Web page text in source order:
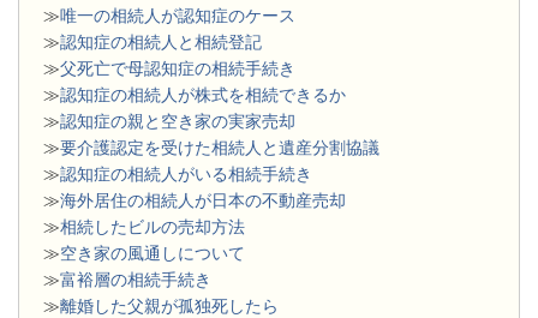
≫唯一の相続人が認知症のケース
≫認知症の相続人と相続登記
≫父死亡で母認知症の相続手続き
≫認知症の相続人が株式を相続できるか
≫認知症の親と空き家の実家売却
≫要介護認定を受けた相続人と遺産分割協議
≫認知症の相続人がいる相続手続き
≫海外居住の相続人が日本の不動産売却
≫相続したビルの売却方法
≫空き家の風通しについて
≫富裕層の相続手続き
≫離婚した父親が孤独死したら